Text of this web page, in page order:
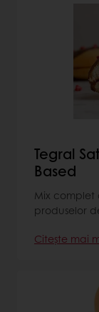
Tegral
Based
Mix complet
produselor
Citește mai